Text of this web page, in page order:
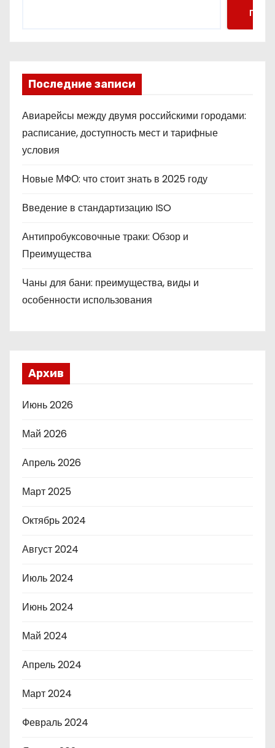
Поиск
Последние записи
Авиарейсы между двумя российскими городами:
расписание, доступность мест и тарифные
условия
Новые МФО: что стоит знать в 2025 году
Введение в стандартизацию ISO
Антипробуксовочные траки: Обзор и
Преимущества
Чаны для бани: преимущества, виды и
особенности использования
Архив
Июнь 2026
Май 2026
Апрель 2026
Март 2025
Октябрь 2024
Август 2024
Июль 2024
Июнь 2024
Май 2024
Апрель 2024
Март 2024
Февраль 2024